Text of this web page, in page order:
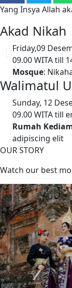
Yang Insya Allah
Akad Nikah
Friday,09
09.00 WITA till
Mosque:
Walimatul
Sunday, 12
09.00 WITA till
Rumah
adipiscing elit
OUR STORY
Watch our best